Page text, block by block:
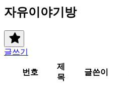
자유이야기방
글쓰기
번호
제
목
글쓴이